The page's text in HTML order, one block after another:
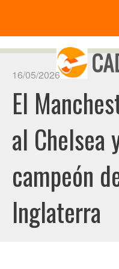
16/05/2026
El
al Chelsea
campeón
Inglaterra